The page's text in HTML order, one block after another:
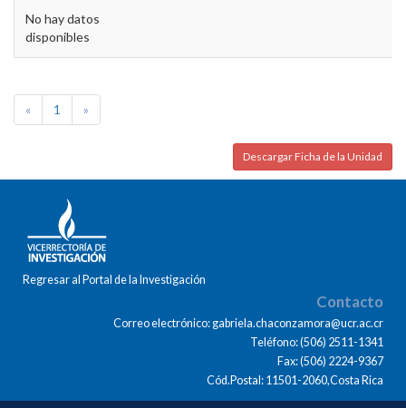
No hay datos
disponibles
« 1 »
Descargar Ficha de la Unidad
Regresar al Portal de la Investigación
Contacto
Correo electrónico: gabriela.chaconzamora@ucr.ac.cr
Teléfono: (506) 2511-1341
Fax: (506) 2224-9367
Cód.Postal: 11501-2060,Costa Rica